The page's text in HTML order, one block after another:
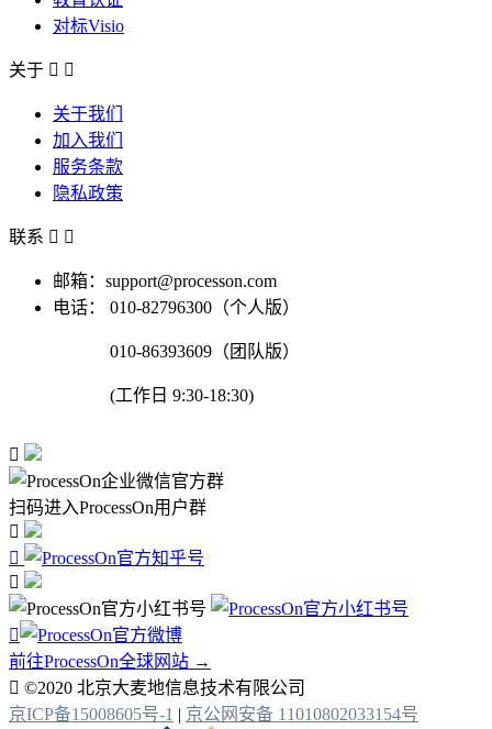
对标Visio
关于  
关于我们
加入我们
服务条款
隐私政策
联系  
邮箱：support@processon.com
电话：
010-82796300（个人版）
010-86393609（团队版）
(工作日 9:30-18:30)

扫码进入ProcessOn用户群




前往ProcessOn全球网站 →
 ©2020 北京大麦地信息技术有限公司
京ICP备15008605号-1 | 京公网安备 11010802033154号